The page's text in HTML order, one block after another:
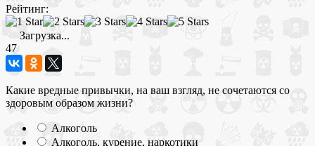
Рейтинг:
Загрузка...
47
Какие вредные привычки, на ваш взгляд, не сочетаются со
здоровым образом жизни?
Алкоголь
Алкоголь, курение, наркотики